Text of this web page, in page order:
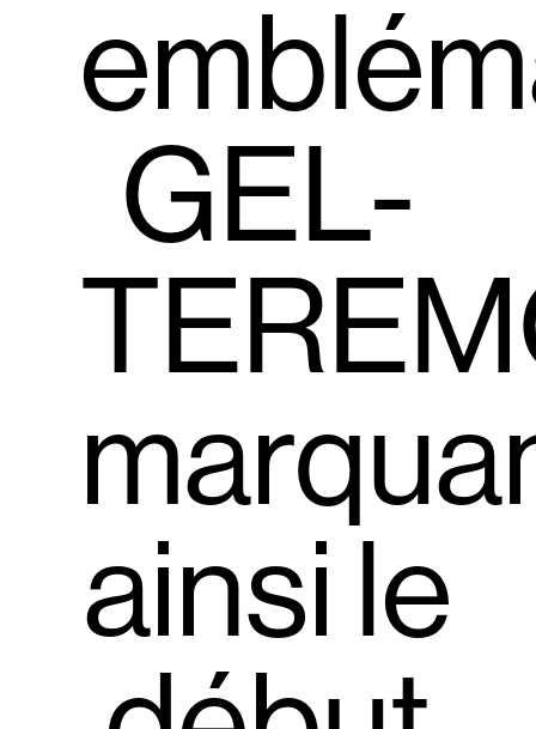
GEL-
ainsi le